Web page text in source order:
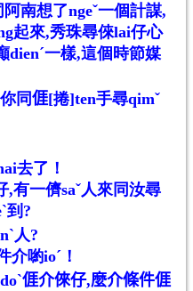
南想了ngeˇ一個計謀,
起來,秀珠尋倈lai仔心
dienˊ一樣,這個時節媒
同𠊎[捲]ten手尋qimˇ
去了！
,有一儕saˇ人來同汝尋
到?
人?
喲ioˊ！
介倈仔,麼介條件𠊎